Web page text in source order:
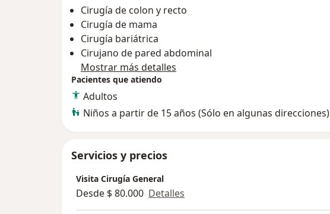
Cirugía de colon y recto
Cirugía de mama
Cirugía bariátrica
Cirujano de pared abdominal
Mostrar más detalles
Pacientes que atiendo
Adultos
Niños a partir de 15 años (Sólo en algunas direcciones)
Servicios y precios
Visita Cirugía General
Desde $ 80.000 Detalles